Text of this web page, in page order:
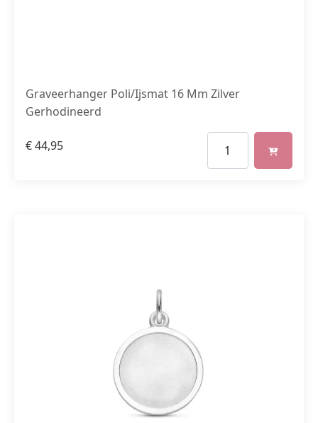
Graveerhanger Poli/Ijsmat 16 Mm Zilver
Gerhodineerd
€44,95